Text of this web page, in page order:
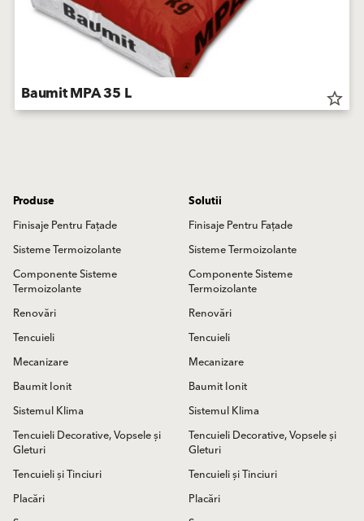
Baumit MPA 35 L star_border
Produse
Finisaje Pentru Fațade
Sisteme Termoizolante
Componente Sisteme
Termoizolante
Renovări
Tencuieli
Mecanizare
Baumit Ionit
Sistemul Klima
Tencuieli Decorative, Vopsele și
Gleturi
Tencuieli și Tinciuri
Placări
Solutii
Finisaje Pentru Fațade
Sisteme Termoizolante
Componente Sisteme
Termoizolante
Renovări
Tencuieli
Mecanizare
Baumit Ionit
Sistemul Klima
Tencuieli Decorative, Vopsele și
Gleturi
Tencuieli și Tinciuri
Placări